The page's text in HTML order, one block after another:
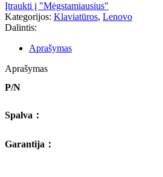
Įtraukti į "Mėgstamiausius"
Kategorijos: Klaviatūros, Lenovo
Dalintis:
Aprašymas
Aprašymas
P/N
Spalva ：
Garantija ：